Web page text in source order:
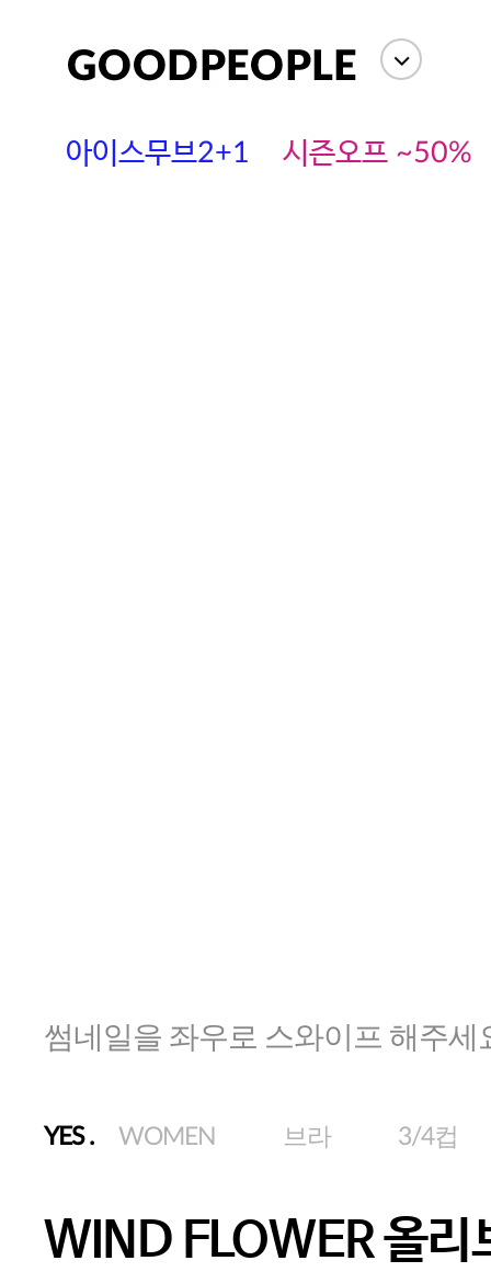
아이스무브2+1 시즌오프 ~50%
썸네일을 좌우로 스와이프 해주세
YES. WOMEN 브라 3/4컵
WIND FLOWER 올리